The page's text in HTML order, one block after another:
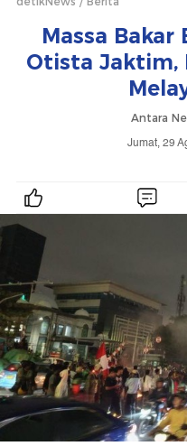
Massa Bakar
Otista Jaktim,
Antara
Jumat, 29